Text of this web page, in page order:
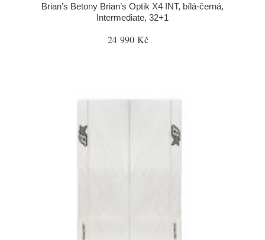
Brian’s Betony Brian’s Optik X4 INT, bílá-černá,
Intermediate, 32+1
24 990 Kč